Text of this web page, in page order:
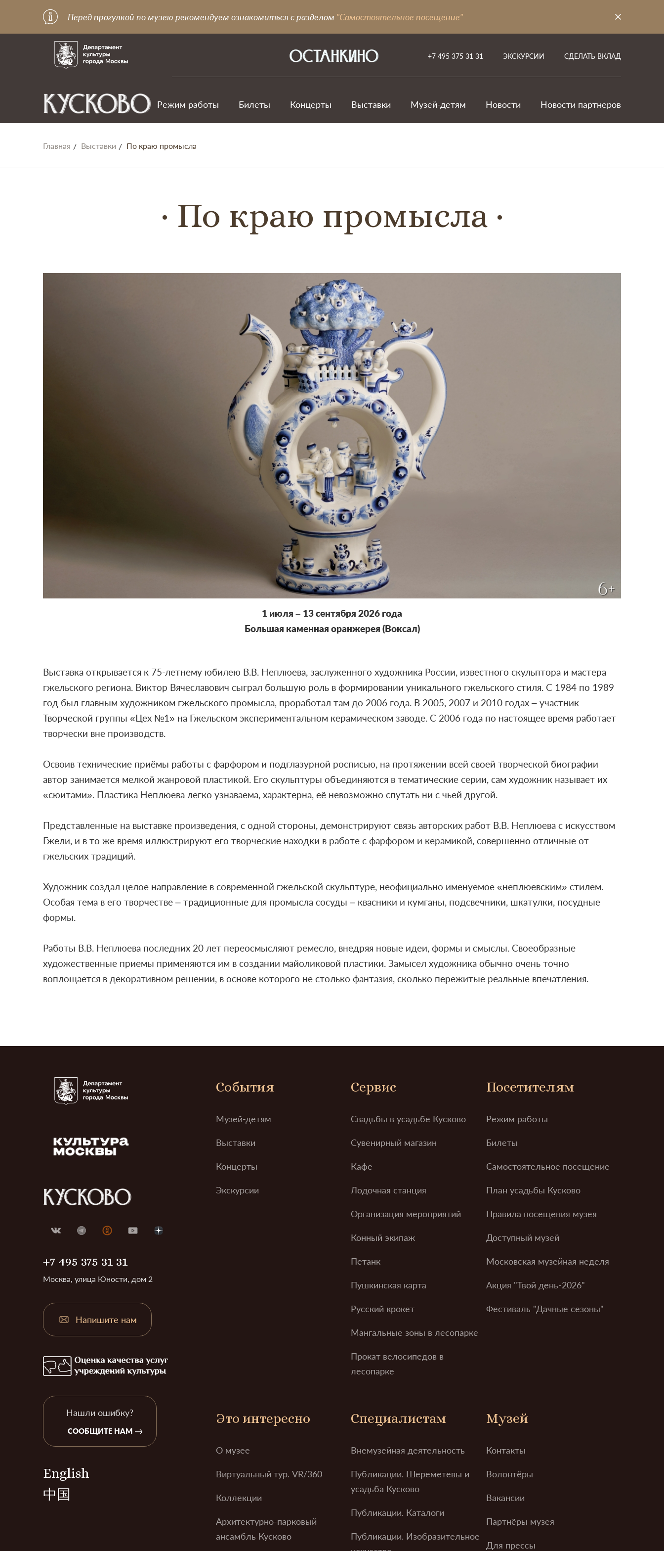
Перед прогулкой по музею рекомендуем ознакомиться с разделом "Самостоятельное посещение"
+7 495 375 31 31 ЭКСКУРСИИ СДЕЛАТЬ ВКЛАД
Режим работы Билеты Концерты Выставки Музей-детям Новости Новости партнеров
Главная Выставки По краю промысла
По краю промысла
1 июля – 13 сентября 2026 года
Большая каменная оранжерея (Воксал)
Выставка открывается к 75-летнему юбилею В.В. Неплюева, заслуженного художника России, известного скульптора и мастера
гжельского региона. Виктор Вячеславович сыграл большую роль в формировании уникального гжельского стиля. С 1984 по 1989
год был главным художником гжельского промысла, проработал там до 2006 года. В 2005, 2007 и 2010 годах – участник
Творческой группы «Цех №1» на Гжельском экспериментальном керамическом заводе. С 2006 года по настоящее время работает
творчески вне производств.
Освоив технические приёмы работы с фарфором и подглазурной росписью, на протяжении всей своей творческой биографии
автор занимается мелкой жанровой пластикой. Его скульптуры объединяются в тематические серии, сам художник называет их
«сюитами». Пластика Неплюева легко узнаваема, характерна, её невозможно спутать ни с чьей другой.
Представленные на выставке произведения, с одной стороны, демонстрируют связь авторских работ В.В. Неплюева с искусством
Гжели, и в то же время иллюстрируют его творческие находки в работе с фарфором и керамикой, совершенно отличные от
гжельских традиций.
Художник создал целое направление в современной гжельской скульптуре, неофициально именуемое «неплюевским» стилем.
Особая тема в его творчестве – традиционные для промысла сосуды – квасники и кумганы, подсвечники, шкатулки, посудные
формы.
Работы В.В. Неплюева последних 20 лет переосмысляют ремесло, внедряя новые идеи, формы и смыслы. Своеобразные
художественные приемы применяются им в создании майоликовой пластики. Замысел художника обычно очень точно
воплощается в декоративном решении, в основе которого не столько фантазия, сколько пережитые реальные впечатления.
+7 495 375 31 31
Москва, улица Юности, дом 2
Напишите нам
Нашли ошибку?
СООБЩИТЕ НАМ
English
中国
События
Музей-детям
Выставки
Концерты
Экскурсии
Сервис
Свадьбы в усадьбе Кусково
Сувенирный магазин
Кафе
Лодочная станция
Организация мероприятий
Конный экипаж
Петанк
Пушкинская карта
Русский крокет
Мангальные зоны в лесопарке
Прокат велосипедов в
лесопарке
Посетителям
Режим работы
Билеты
Самостоятельное посещение
План усадьбы Кусково
Правила посещения музея
Доступный музей
Московская музейная неделя
Акция "Твой день-2026"
Фестиваль "Дачные сезоны"
Это интересно
О музее
Виртуальный тур. VR/360
Коллекции
Архитектурно-парковый
ансамбль Кусково
Специалистам
Внемузейная деятельность
Публикации. Шереметевы и
усадьба Кусково
Публикации. Каталоги
Публикации. Изобразительное
Музей
Контакты
Волонтёры
Вакансии
Партнёры музея
Для прессы